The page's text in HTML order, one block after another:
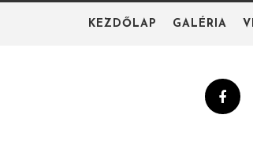
KEZDŐLAP GALÉRIA